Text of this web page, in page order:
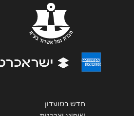
שליחה
חדש במועדון